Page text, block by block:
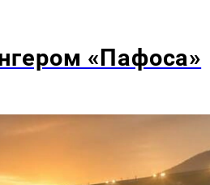
«Пафоса»